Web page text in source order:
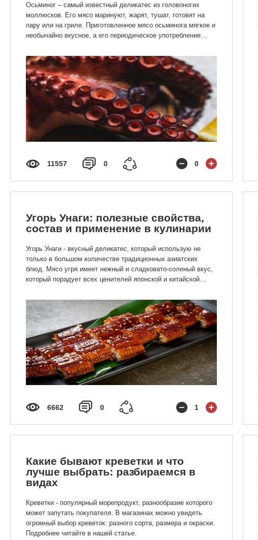
Осьминог – самый известный деликатес из головоногих
моллюсков. Его мясо маринуют, жарят, тушат, готовят на
пару или на гриле. Приготовленное мясо осьминога мягкое и
необычайно вкусное, а его периодическое употребление
11557 0 0
Угорь Унаги: полезные свойства,
состав и применение в кулинарии
Угорь Унаги - вкусный деликатес, который использую не
только в большом количестве традиционных азиатских
блюд. Мясо угря имеет нежный и сладковато-соленый вкус,
который порадует всех ценителей японской и китайской
6662 0 1
Какие бывают креветки и что
лучше выбрать: разбираемся в
видах
Креветки - популярный морепродукт, разнообразие которого
может запутать покупателя. В магазинах можно увидеть
огромный выбор креветок: разного сорта, размера и окраски.
Подробнее читайте в нашей статье.